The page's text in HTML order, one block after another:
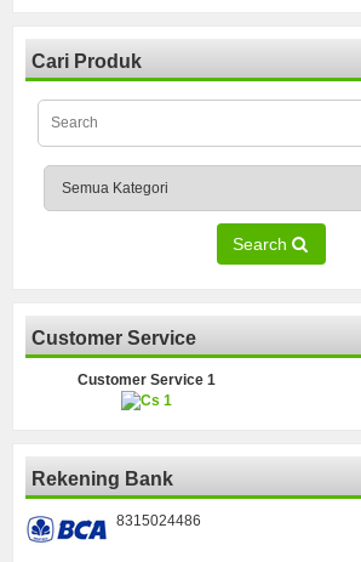
Cari Produk
Search
Customer Service
Customer Service 1
Rekening Bank
8315024486